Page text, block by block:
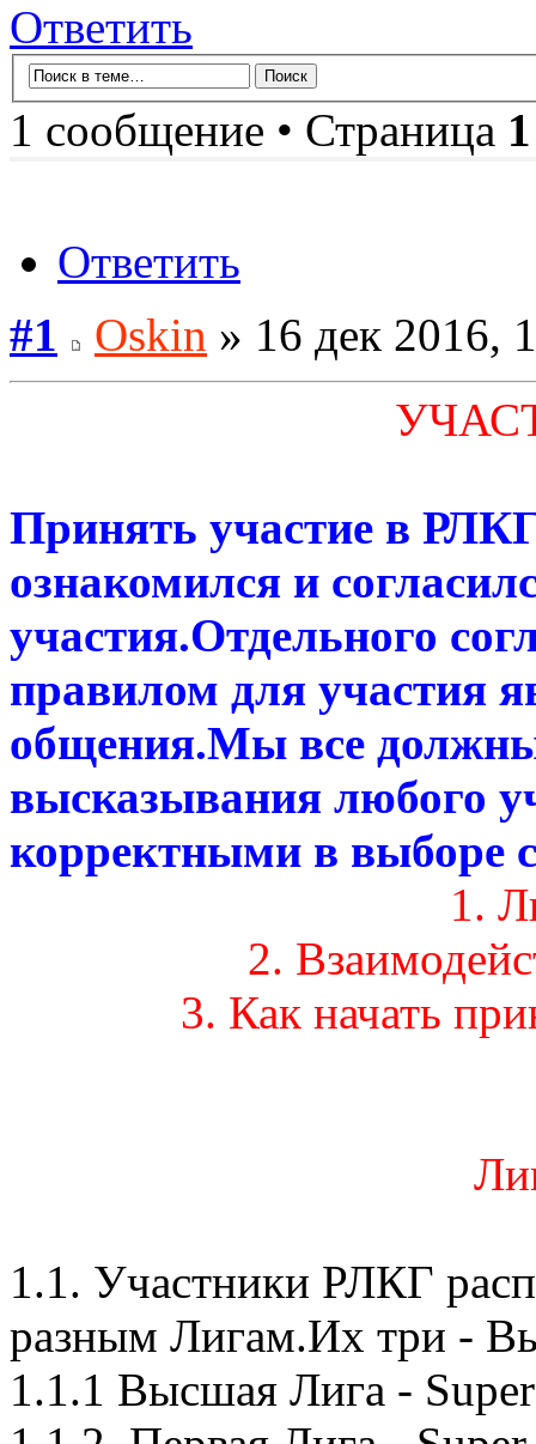
Ответить
1 сообщение • Страница 1
Ответить
#1
Oskin » 16 дек 2016,
Принять участие в
ознакомился и
участия.Отдельного
правилом для участия
общения.Мы все
высказывания любого
корректными в выборе
1.
2.
3. Как начать
1.1. Участники РЛКГ
разным Лигам.Их три -
1.1.1 Высшая Лига -